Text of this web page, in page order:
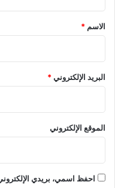
*
الاسم *
البريد الإلكتروني*
الموقع الإلكتروني
احفظ اسمي، بريدي